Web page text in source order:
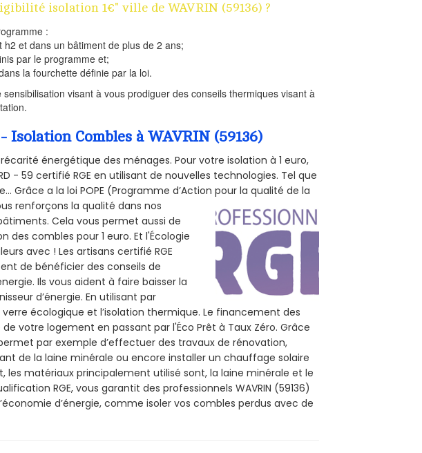
isolation 1€" ville de WAVRIN (59136) ?
:
et dans un bâtiment de plus de 2 ans;
par le programme et;
la fourchette définie par la loi.
visant à vous prodiguer des conseils thermiques visant à
Combles à WAVRIN (59136)
énergétique des ménages. Pour votre isolation à 1 euro,
- 59 certifié RGE en utilisant de nouvelles technologies. Tel que
Grâce a la loi POPE (Programme d’Action pour la qualité de la
renforçons la qualité dans nos
Cela vous permet aussi de
des combles pour 1 euro. Et l'Écologie
avec ! Les artisans certifié RGE
de bénéficier des conseils de
Ils vous aident à faire baisser la
d’énergie. En utilisant par
écologique et l’isolation thermique. Le financement des
votre logement en passant par l'Éco Prêt à Taux Zéro. Grâce
par exemple d’effectuer des travaux de rénovation,
de la laine minérale ou encore installer un chauffage solaire
les matériaux principalement utilisé sont, la laine minérale et le
RGE, vous garantit des professionnels WAVRIN (59136)
d’énergie, comme isoler vos combles perdus avec de